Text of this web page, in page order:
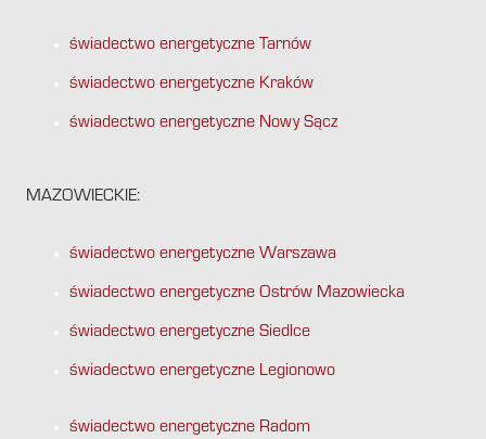
świadectwo energetyczne Tarnów
świadectwo energetyczne Kraków
świadectwo energetyczne Nowy Sącz
MAZOWIECKIE:
świadectwo energetyczne Warszawa
świadectwo energetyczne Ostrów Mazowiecka
świadectwo energetyczne Siedlce
świadectwo energetyczne Legionowo
świadectwo energetyczne Radom